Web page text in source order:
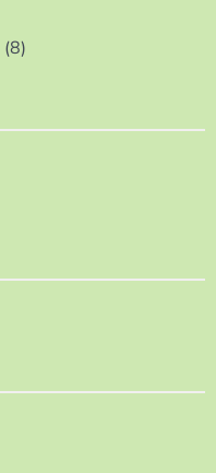
(8)